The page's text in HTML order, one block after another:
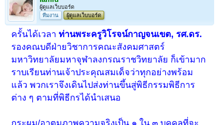
ผู้ดูแลเว็บบอร์ด
ทีมงาน
ผู้ดูแลเว็บบอร์ด
ครั้นได้เวลาท่านพระครูวิโรจน์กาญจนเขต, รศ.ดร.
รองคณบดีฝ่ายวิชาการคณะสังคมศาสตร์
มหาวิทยาลัยมหาจุฬาลงกรณราชวิทยาลัย ก็เข้ามาก
ราบเรียนท่านเจ้าประคุณสมเด็จว่าทุกอย่างพร้อม
แล้ว พวกเราจึงเดินไปส่งท่านขึ้นสู่พิธีกรรมพิธีการ
ต่าง ๆ ตามที่พิธีกรได้นำเสนอ